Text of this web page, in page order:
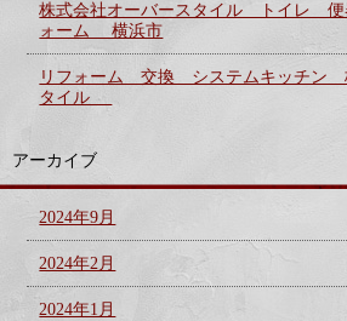
株式会社オーバースタイル トイレ
ォーム 横浜市
リフォーム 交換 システムキッチン
タイル
アーカイブ
2024年9月
2024年2月
2024年1月